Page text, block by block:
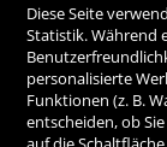
Vorauskasse
Diese Seite
Statistik. Während
personalisierte
Funktionen (z. B.
entscheiden, ob